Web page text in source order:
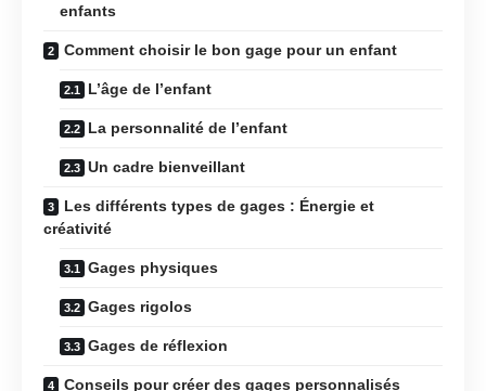
enfants
Comment choisir le bon gage pour un enfant
L’âge de l’enfant
La personnalité de l’enfant
Un cadre bienveillant
Les différents types de gages : Énergie et
créativité
Gages physiques
Gages rigolos
Gages de réflexion
Conseils pour créer des gages personnalisés